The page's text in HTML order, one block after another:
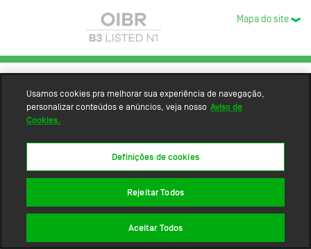
Mapa do site
Usamos cookies pra melhorar sua experiência de navegação,
personalizar conteúdos e anúncios, veja nosso Aviso de
Cookies.
Definições de cookies
Rejeitar Todos
Aceitar Todos